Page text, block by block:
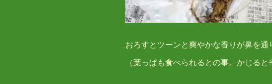
おろすとツーンと爽やかな香りが鼻を通
（葉っぱも食べられるとの事。かじる